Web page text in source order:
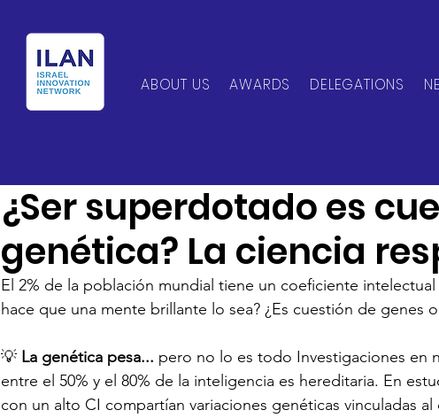
ABOUT US AWARDS DELEGATIONS
¿Ser superdotado es
genética? La ciencia
El 2% de la población mundial tiene un coeficiente intelectual
hace que una mente brillante lo sea? ¿Es cuestión de genes
💡 La genética pesa... pero no lo es todo Investigaciones en
entre el 50% y el 80% de la inteligencia es hereditaria. En
con un alto CI compartían variaciones genéticas vinculadas